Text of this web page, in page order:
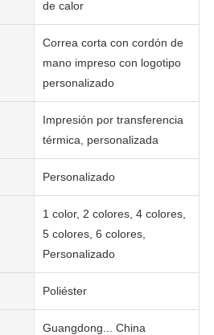
de calor
Correa corta con cordón de
mano impreso con logotipo
personalizado
Impresión por transferencia
térmica, personalizada
Personalizado
1 color, 2 colores, 4 colores,
5 colores, 6 colores,
Personalizado
Poliéster
Guangdong... China